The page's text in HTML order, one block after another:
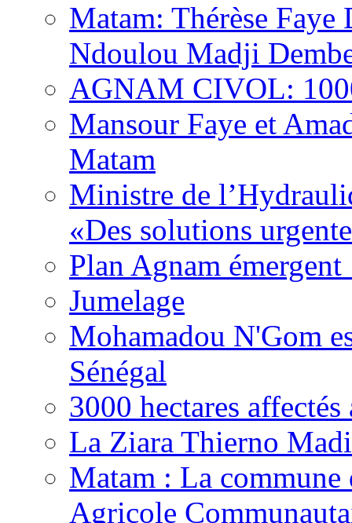
Matam: Thérèse
Ndoulou Madji
AGNAM CIVOL:
Mansour Faye et
Matam
Ministre de
«Des solutions
Plan Agnam
Jumelage
Mohamadou N'Gom
Sénégal
3000 hectares
La Ziara Thierno
Matam : La
Agricole